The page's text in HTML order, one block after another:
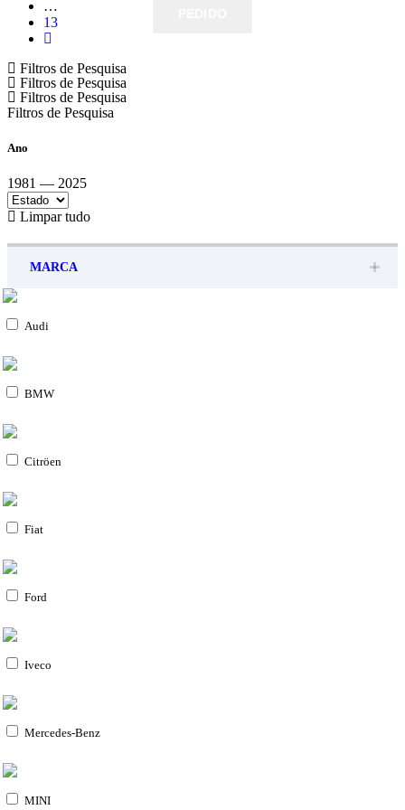
…
13
Filtros de Pesquisa
Filtros de Pesquisa
Filtros de Pesquisa
Filtros de Pesquisa
Ano
1981 — 2025
Limpar tudo
MARCA
Audi
BMW
Citröen
Fiat
Ford
Iveco
Mercedes-Benz
MINI